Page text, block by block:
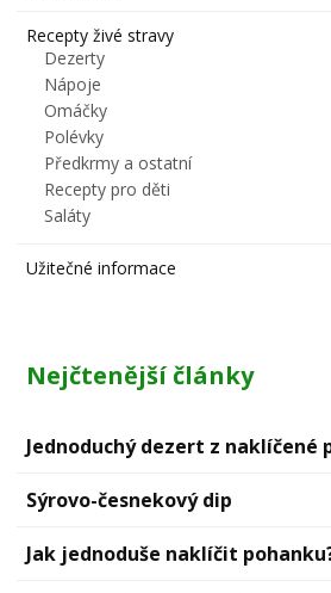
Recepty živé stravy
Dezerty
Nápoje
Omáčky
Polévky
Předkrmy a ostatní
Recepty pro děti
Saláty
Užitečné informace
Nejčtenější články
Jednoduchý dezert z naklíčené
Sýrovо-česnekový dip
Jak jednoduše naklíčit